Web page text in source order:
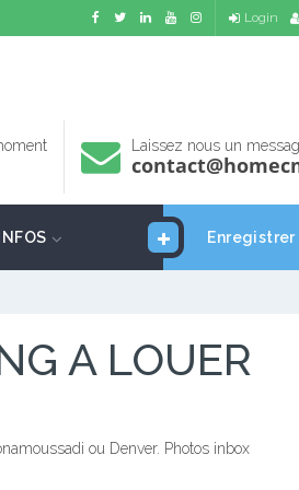
Login
Laissez nous un
Enregistrer
INFOS
A LOUER
ou Denver. Photos inbox